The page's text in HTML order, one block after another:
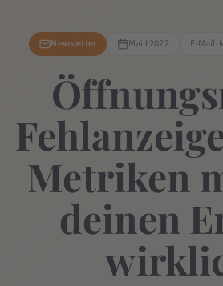
Newsletter Mai I 2022 E-Mail-
Metriken
deinen